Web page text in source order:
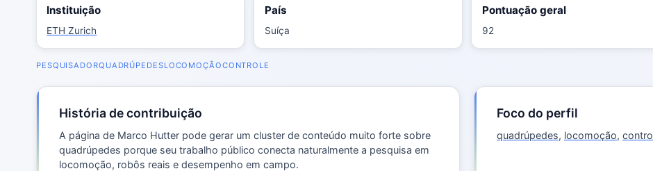
Instituição
ETH Zurich
País
Suíça
Pontuação geral
92
PESQUISADORQUADRÚPEDESLOCOMOÇÃOCONTROLE
História de contribuição
A página de Marco Hutter pode gerar um cluster de conteúdo muito forte sobre
quadrúpedes porque seu trabalho público conecta naturalmente a pesquisa em
locomoção, robôs reais e desempenho em campo.
Foco do perfil
quadrúpedes, locomoção,